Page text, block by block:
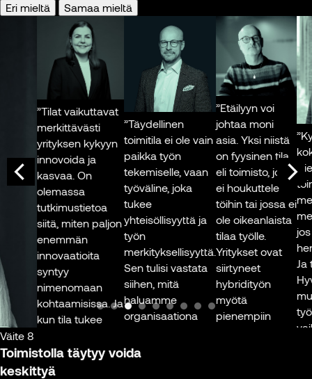
Toimitusjohtaja,
Helsingin
Kuva: Camilla Bloom
Eri mieltä Samaa mieltä
”Tilat vaikuttavat
merkittävästi
yrityksen kykyyn
innovoida ja
kasvaa. On
olemassa
tutkimustietoa
siitä, miten paljon
enemmän
innovaatioita
syntyy
nimenomaan
kohtaamisissa. Ja
kun tila tukee
kohtaamisia, se
tukee myös
innovaatioita.
”Täydellinen
toimitila ei ole vain
paikka työn
tekemiselle, vaan
työväline, joka
tukee
yhteisöllisyyttä ja
työn
merkityksellisyyttä.
Sen tulisi vastata
siihen, mitä
haluamme
organisaationa
olla vain sopiva
”Etäilyyn voi
johtaa moni
asia. Yksi niistä
on fyysinen tila,
eli toimisto, joka
ei houkuttele
töihin tai jossa ei
ole oikeanlaista
tilaa työlle.
Yritykset ovat
siirtyneet
hybridityön
myötä
pienempiin
jos
Ja
Väite 8
Toimistolla täytyy voida
keskittyä